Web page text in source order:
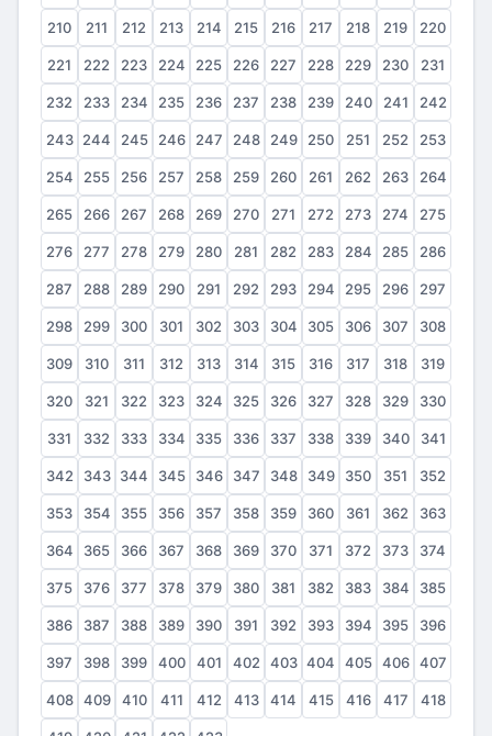
210 211 212 213 214 215 216 217 218 219 220
221 222 223 224 225 226 227 228 229 230 231
232 233 234 235 236 237 238 239 240 241 242
243 244 245 246 247 248 249 250 251 252 253
254 255 256 257 258 259 260 261 262 263 264
265 266 267 268 269 270 271 272 273 274 275
276 277 278 279 280 281 282 283 284 285 286
287 288 289 290 291 292 293 294 295 296 297
298 299 300 301 302 303 304 305 306 307 308
309 310 311 312 313 314 315 316 317 318 319
320 321 322 323 324 325 326 327 328 329 330
331 332 333 334 335 336 337 338 339 340 341
342 343 344 345 346 347 348 349 350 351 352
353 354 355 356 357 358 359 360 361 362 363
364 365 366 367 368 369 370 371 372 373 374
375 376 377 378 379 380 381 382 383 384 385
386 387 388 389 390 391 392 393 394 395 396
397 398 399 400 401 402 403 404 405 406 407
408 409 410 411 412 413 414 415 416 417 418